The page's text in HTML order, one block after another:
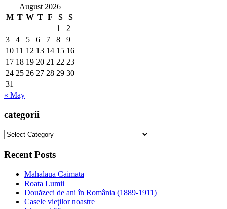
August 2026
M T W T F S
S
1
2
3
4 5 6 7 8
9
10 11 12 13 14 15 16
17 18 19 20 21 22 23
24 25 26 27 28 29 30
31
« May
categorii
categorii
Recent Posts
Mahalaua Caimata
Roata Lumii
Douăzeci de ani în România (1889-1911)
Casele vieţilor noastre